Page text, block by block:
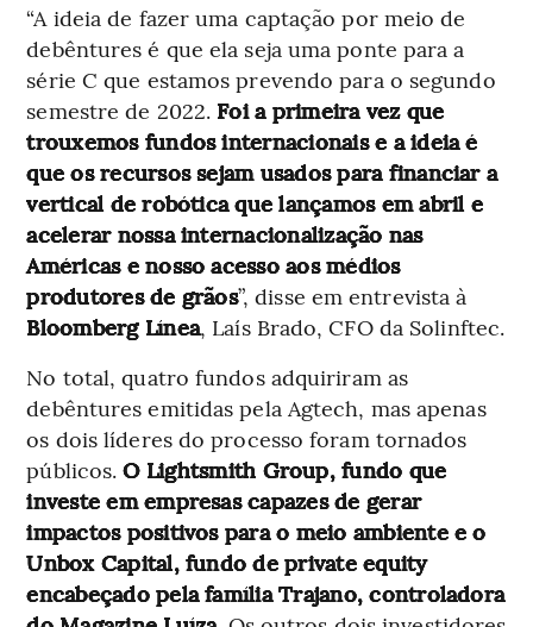
“A ideia de fazer uma captação por meio de
debêntures é que ela seja uma ponte para a
série C que estamos prevendo para o segundo
semestre de 2022. Foi a primeira vez que
trouxemos fundos internacionais e a ideia é
que os recursos sejam usados para financiar a
vertical de robótica que lançamos em abril e
acelerar nossa internacionalização nas
Américas e nosso acesso aos médios
produtores de grãos”, disse em entrevista à
Bloomberg Línea, Laís Brado, CFO da Solinftec.
No total, quatro fundos adquiriram as
debêntures emitidas pela Agtech, mas apenas
os dois líderes do processo foram tornados
públicos.O Lightsmith Group, fundo que
investe em empresas capazes de gerar
impactos positivos para o meio ambiente e o
Unbox Capital, fundo de private equity
encabeçado pela família Trajano, controladora